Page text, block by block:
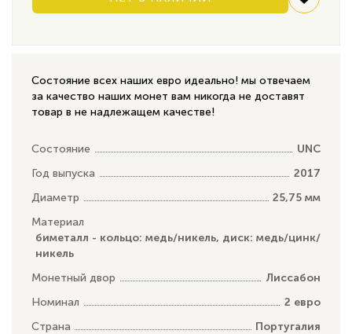
Состояние всех наших евро идеально! мы отвечаем
за качество наших монет вам никогда не доставят
товар в не надлежащем качестве!
Состояние
UNC
Год выпуска
2017
Диаметр
25,75 мм
Материал
биметалл - кольцо: медь/никель, диск: медь/цинк/
никель
Монетный двор
Лиссабон
Номинал
2 евро
Страна
Португалия